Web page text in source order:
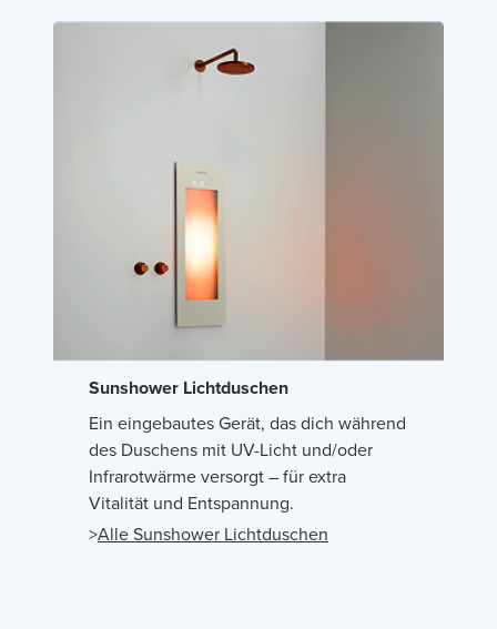
Sunshower Lichtduschen
Ein eingebautes Gerät, das dich während
des Duschens mit UV-Licht und/oder
Infrarotwärme versorgt – für extra
Vitalität und Entspannung.
>Alle Sunshower Lichtduschen